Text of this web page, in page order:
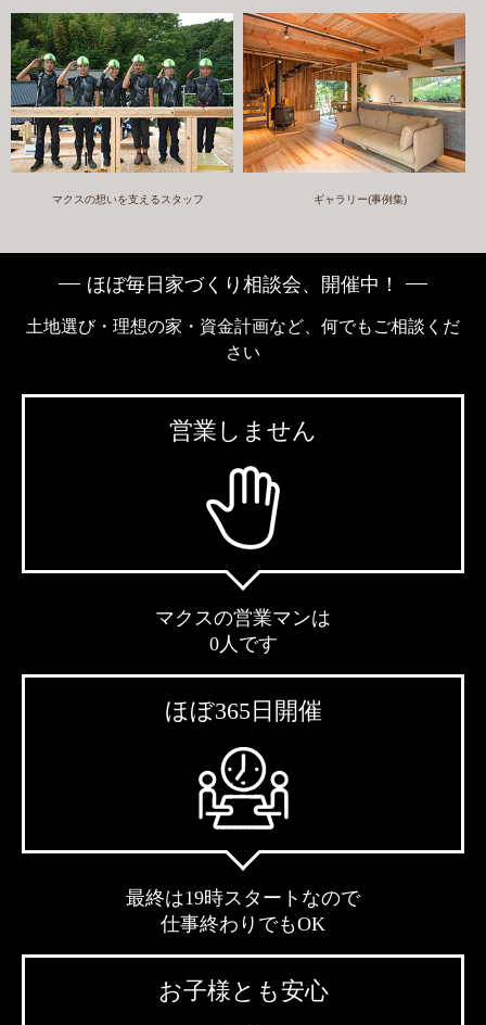
マクスの想いを支えるスタッフ ギャラリー(事例集)
ほぼ毎日家づくり相談会、開催中！
土地選び・理想の家・資金計画など、何でもご相談くだ
さい
営業しません
マクスの営業マンは
0人です
ほぼ365日開催
最終は19時スタートなので
仕事終わりでもOK
お子様とも安心